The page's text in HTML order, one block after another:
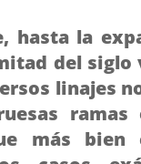
hasta la
del siglo
linajes
más bien